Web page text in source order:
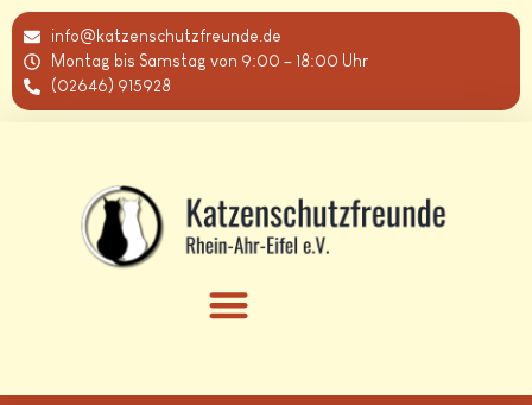
info@katzenschutzfreunde.de
Montag bis Samstag von 9:00 – 18:00 Uhr
(02646) 915928